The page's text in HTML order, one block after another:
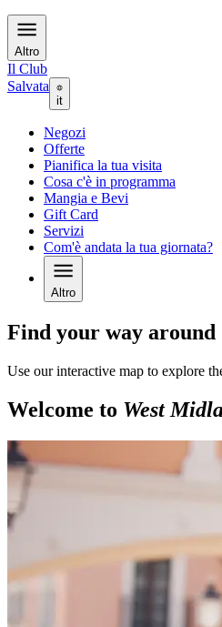
Altro
Il Club
Salvata
it
Negozi
Offerte
Pianifica la tua visita
Cosa c'è in programma
Mangia e Bevi
Gift Card
Servizi
Com'è andata la tua giornata?
Altro
Find your way around
Use our interactive map to explore
Welcome to West